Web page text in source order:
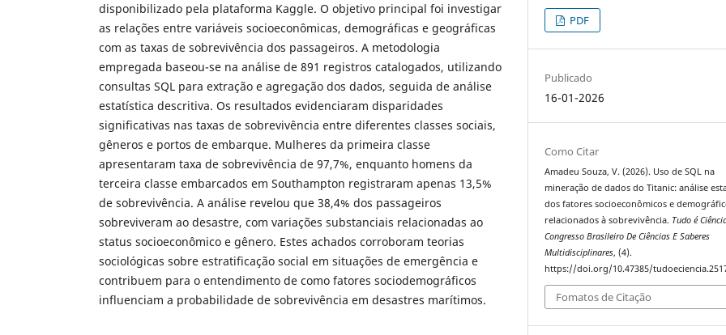
disponibilizado pela plataforma Kaggle. O objetivo principal foi investigar
as relações entre variáveis socioeconômicas, demográficas e geográficas
com as taxas de sobrevivência dos passageiros. A metodologia
empregada baseou-se na análise de 891 registros catalogados, utilizando
consultas SQL para extração e agregação dos dados, seguida de análise
estatística descritiva. Os resultados evidenciaram disparidades
significativas nas taxas de sobrevivência entre diferentes classes sociais,
gêneros e portos de embarque. Mulheres da primeira classe
apresentaram taxa de sobrevivência de 97,7%, enquanto homens da
terceira classe embarcados em Southampton registraram apenas 13,5%
de sobrevivência. A análise revelou que 38,4% dos passageiros
sobreviveram ao desastre, com variações substanciais relacionadas ao
status socioeconômico e gênero. Estes achados corroboram teorias
sociológicas sobre estratificação social em situações de emergência e
contribuem para o entendimento de como fatores sociodemográficos
influenciam a probabilidade de sobrevivência em desastres marítimos.
PDF
Publicado
16-01-2026
Como Citar
Amadeu Souza, V. (2026). Uso de SQL na
mineração de dados do Titanic: análise
dos fatores socioeconômicos e
relacionados à sobrevivência. Tudo é
Congresso Brasileiro De Ciências E Saberes
Multidisciplinares, (4).
https://doi.org/10.47385/
Fomatos de Citação